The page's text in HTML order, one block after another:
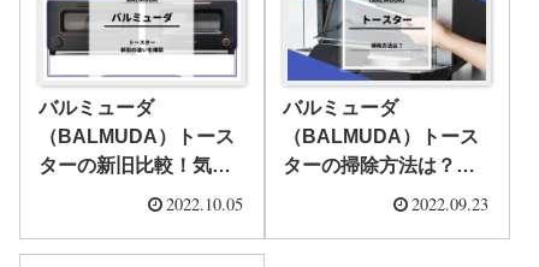
バルミューダ
（BALMUDA）トース
ターの新旧比較！気に
なるレシピもしっかり
2022.10.05
バルミューダ
（BALMUDA）トース
ターの掃除方法は？気
を付けるポイントもし
2022.09.23